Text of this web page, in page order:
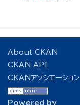
About CKAN
CKAN API
CKANアソシエーション
Powered by